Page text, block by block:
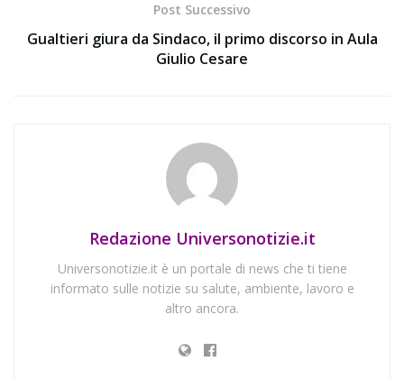
Post Successivo
Gualtieri giura da Sindaco, il primo discorso in Aula
Giulio Cesare
Redazione Universonotizie.it
Universonotizie.it è un portale di news che ti tiene
informato sulle notizie su salute, ambiente, lavoro e
altro ancora.